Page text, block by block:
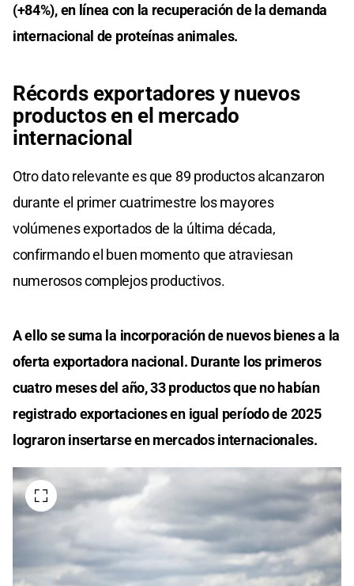
(+84%), en línea con la recuperación de la demanda
internacional de proteínas animales.
Récords exportadores y nuevos
productos en el mercado
internacional
Otro dato relevante es que 89 productos alcanzaron
durante el primer cuatrimestre los mayores
volúmenes exportados de la última década,
confirmando el buen momento que atraviesan
numerosos complejos productivos.
A ello se suma la incorporación de nuevos bienes a la
oferta exportadora nacional. Durante los primeros
cuatro meses del año, 33 productos que no habían
registrado exportaciones en igual período de 2025
lograron insertarse en mercados internacionales.